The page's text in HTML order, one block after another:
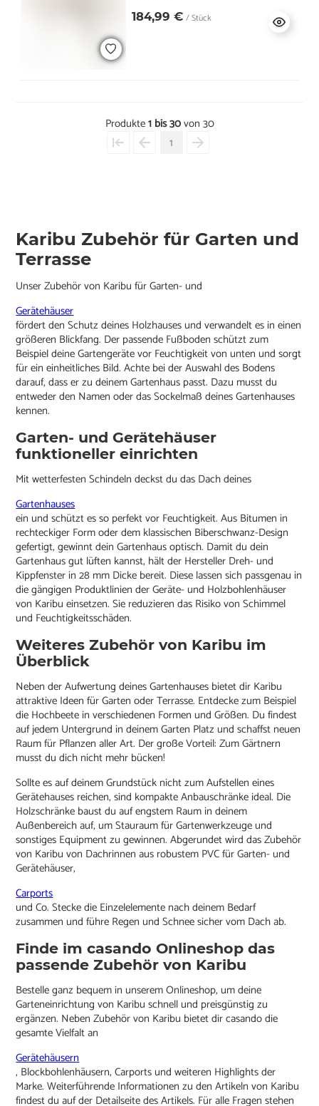
184,99 € / Stück
Produkte1 bis 30von 30
1
Karibu Zubehör für Garten und
Terrasse
Unser Zubehör von Karibu für Garten- und
Gerätehäuser
fördert den Schutz deines Holzhauses und verwandelt es in einen
größeren Blickfang. Der passende Fußboden schützt zum
Beispiel deine Gartengeräte vor Feuchtigkeit von unten und sorgt
für ein einheitliches Bild. Achte bei der Auswahl des Bodens
darauf, dass er zu deinem Gartenhaus passt. Dazu musst du
entweder den Namen oder das Sockelmaß deines Gartenhauses
kennen.
Garten- und Gerätehäuser
funktioneller einrichten
Mit wetterfesten Schindeln deckst du das Dach deines
Gartenhauses
ein und schützt es so perfekt vor Feuchtigkeit. Aus Bitumen in
rechteckiger Form oder dem klassischen Biberschwanz-Design
gefertigt, gewinnt dein Gartenhaus optisch. Damit du dein
Gartenhaus gut lüften kannst, hält der Hersteller Dreh- und
Kippfenster in 28 mm Dicke bereit. Diese lassen sich passgenau in
die gängigen Produktlinien der Geräte- und Holzbohlenhäuser
von Karibu einsetzen. Sie reduzieren das Risiko von Schimmel
und Feuchtigkeitsschäden.
Weiteres Zubehör von Karibu im
Überblick
Neben der Aufwertung deines Gartenhauses bietet dir Karibu
attraktive Ideen für Garten oder Terrasse. Entdecke zum Beispiel
die Hochbeete in verschiedenen Formen und Größen. Du findest
auf jedem Untergrund in deinem Garten Platz und schaffst neuen
Raum für Pflanzen aller Art. Der große Vorteil: Zum Gärtnern
musst du dich nicht mehr bücken!
Sollte es auf deinem Grundstück nicht zum Aufstellen eines
Gerätehauses reichen, sind kompakte Anbauschränke ideal. Die
Holzschränke baust du auf engstem Raum in deinem
Außenbereich auf, um Stauraum für Gartenwerkzeuge und
sonstiges Equipment zu gewinnen. Abgerundet wird das Zubehör
von Karibu von Dachrinnen aus robustem PVC für Garten- und
Gerätehäuser,
Carports
und Co. Stecke die Einzelelemente nach deinem Bedarf
zusammen und führe Regen und Schnee sicher vom Dach ab.
Finde im casando Onlineshop das
passende Zubehör von Karibu
Bestelle ganz bequem in unserem Onlineshop, um deine
Garteneinrichtung von Karibu schnell und preisgünstig zu
ergänzen. Neben Zubehör von Karibu bietet dir casando die
gesamte Vielfalt an
Gerätehäusern
, Blockbohlenhäusern, Carports und weiteren Highlights der
Marke. Weiterführende Informationen zu den Artikeln von Karibu
findest du auf der Detailseite des Artikels. Für alle Fragen stehen